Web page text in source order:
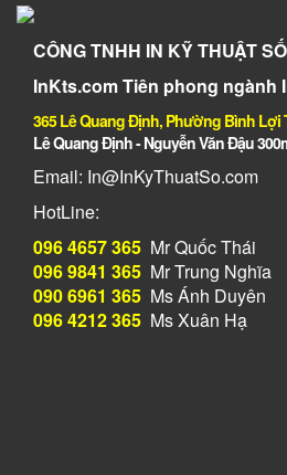
CÔNG TNHH IN KỸ THUẬT
InKts.com Tiên phong ngành
365 Lê Quang Định, Phường Bình Lợi
Lê Quang Định - Nguyễn Văn Đậu
Email: In@InKyThuatSo.com
HotLine:
096 4657 365 Mr Quốc Thái
096 9841 365 Mr Trung Nghĩa
090 6961 365 Ms Ánh Duyên
096 4212 365 Ms Xuân Hạ